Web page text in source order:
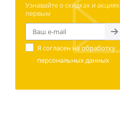
Узнавайте о скидках и акциях
первым
Я согласен наобработку
персональных данных